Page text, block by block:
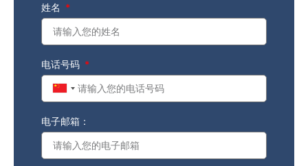
姓名
电话号码
China
电子邮箱：